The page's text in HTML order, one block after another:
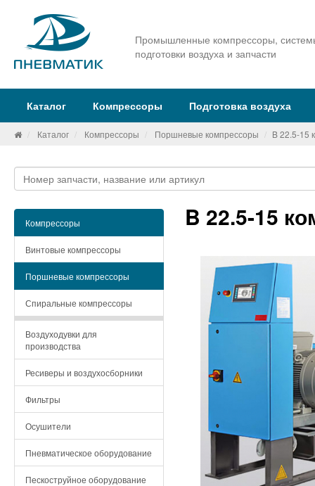
Промышленные компрессоры,
подготовки воздуха и запчасти
Каталог Компрессоры Подготовка воздуха
Каталог Компрессоры Поршневые компрессоры B 22.5-15
Компрессоры
Винтовые компрессоры
Поршневые компрессоры
Спиральные компрессоры
Воздуходувки для
производства
Ресиверы и воздухосборники
Фильтры
Осушители
Пневматическое оборудование
Пескоструйное оборудование
B 22.5-15